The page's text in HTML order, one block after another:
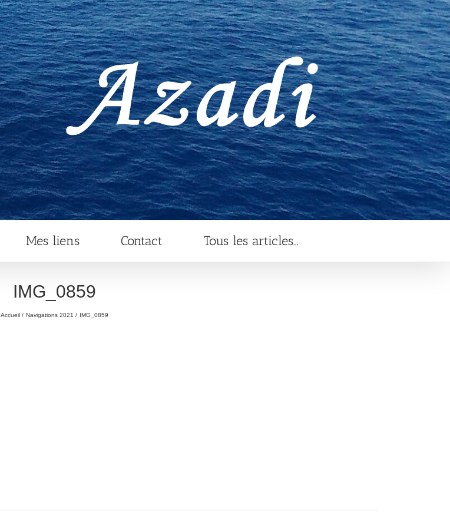
Mes liens Contact Tous les articles…
IMG_0859
Accueil Navigations 2021 IMG_0859